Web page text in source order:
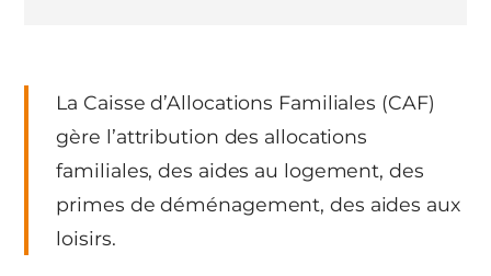
La Caisse d’Allocations Familiales (CAF)
gère l’attribution des allocations
familiales, des aides au logement, des
primes de déménagement, des aides aux
loisirs.